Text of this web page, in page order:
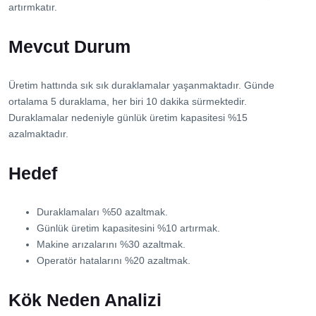
artırmkatır.
Mevcut Durum
Üretim hattında sık sık duraklamalar yaşanmaktadır. Günde
ortalama 5 duraklama, her biri 10 dakika sürmektedir.
Duraklamalar nedeniyle günlük üretim kapasitesi %15
azalmaktadır.
Hedef
Duraklamaları %50 azaltmak.
Günlük üretim kapasitesini %10 artırmak.
Makine arızalarını %30 azaltmak.
Operatör hatalarını %20 azaltmak.
Kök Neden Analizi